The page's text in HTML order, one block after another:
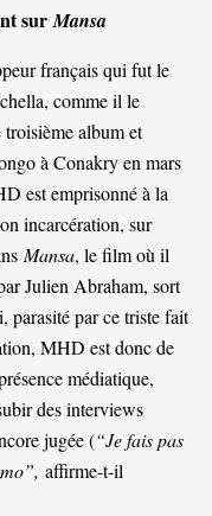
surMansa
français qui fut le
comme il le
album et
à Conakry en mars
est emprisonné à la
incarcération, sur
Mansa, le film où il
Julien Abraham, sort
parasité par ce triste fait
MHD est donc de
médiatique,
des interviews
jugée (“Je fais pas
affirme-t-il